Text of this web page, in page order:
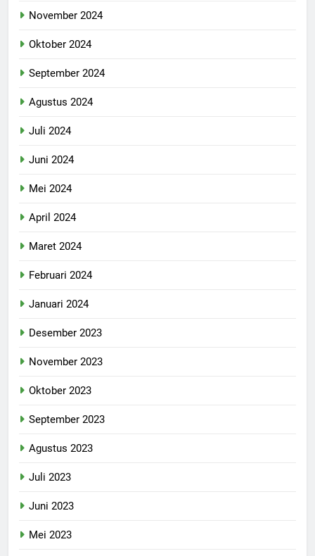
November 2024
Oktober 2024
September 2024
Agustus 2024
Juli 2024
Juni 2024
Mei 2024
April 2024
Maret 2024
Februari 2024
Januari 2024
Desember 2023
November 2023
Oktober 2023
September 2023
Agustus 2023
Juli 2023
Juni 2023
Mei 2023